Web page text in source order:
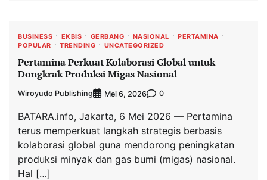
BUSINESS EKBIS GERBANG NASIONAL
PERTAMINA
POPULAR
TRENDING UNCATEGORIZED
Pertamina Perkuat Kolaborasi Global untuk
Dongkrak Produksi Migas Nasional
Wiroyudo Publishing Mei 6, 2026 0
BATARA.info, Jakarta, 6 Mei 2026 — Pertamina
terus memperkuat langkah strategis berbasis
kolaborasi global guna mendorong peningkatan
produksi minyak dan gas bumi (migas) nasional.
Hal […]